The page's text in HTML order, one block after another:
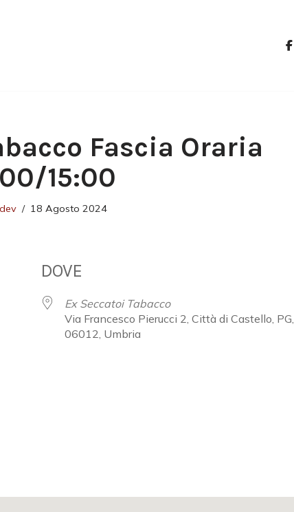
Fascia Oraria
15:00
18 Agosto 2024
DOVE
Ex Seccatoi Tabacco
Via Francesco Pierucci 2, Città di Castello, PG,
06012, Umbria